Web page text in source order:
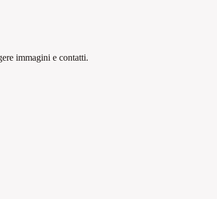
immagini e contatti.